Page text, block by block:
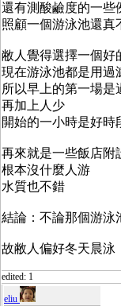
還有測酸鹼度的一些
照顧一個游泳池還真
敝人覺得選擇一個好
現在游泳池都是用過
所以早上的第一場是
再加上人少
開始的一小時是好時
再來就是一些飯店附
根本沒什麼人游
水質也不錯
結論：不論那個游泳
故敝人偏好冬天晨泳
edited: 1
eliu